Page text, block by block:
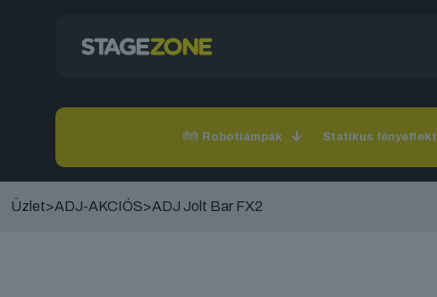
Robotlámpák Statikus fényeffekt
Üzlet>ADJ-AKCIÓS>ADJ Jolt Bar FX2